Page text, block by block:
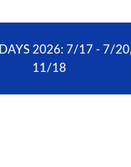
or ESC to close
2026: 7/17 - 7/
11/18